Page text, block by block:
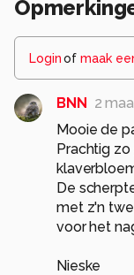
Loginof maak
BNN
2
Mooie de
Prachtig
De
met z'n
voor het
Nieske